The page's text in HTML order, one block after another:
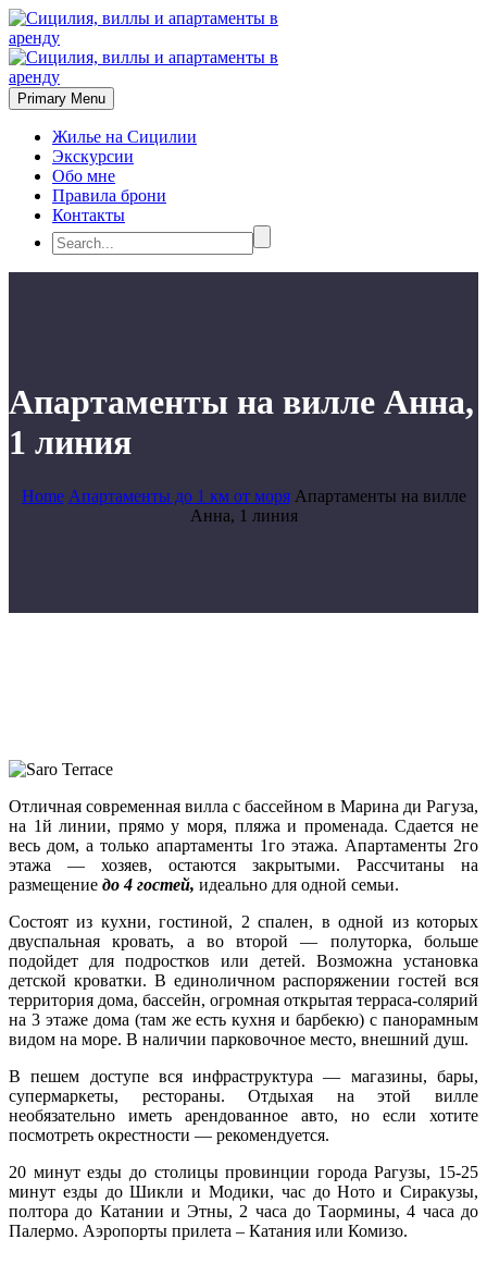
Primary Menu
Жилье на Сицилии
Экскурсии
Обо мне
Правила брони
Контакты
Апартаменты на вилле Анна,
1 линия
Home Апартаменты до 1 км от моря Апартаменты на вилле
Анна, 1 линия
Отличная современная вилла с бассейном в Марина ди Рагуза,
на 1й линии, прямо у моря, пляжа и променада. Сдается не
весь дом, а только апартаменты 1го этажа. Апартаменты 2го
этажа — хозяев, остаются закрытыми. Рассчитаны на
размещение до 4 гостей, идеально для одной семьи.
Состоят из кухни, гостиной, 2 спален, в одной из которых
двуспальная кровать, а во второй — полуторка, больше
подойдет для подростков или детей. Возможна установка
детской кроватки. В единоличном распоряжении гостей вся
территория дома, бассейн, огромная открытая терраса-солярий
на 3 этаже дома (там же есть кухня и барбекю) с панорамным
видом на море. В наличии парковочное место, внешний душ.
В пешем доступе вся инфраструктура — магазины, бары,
супермаркеты, рестораны. Отдыхая на этой вилле
необязательно иметь арендованное авто, но если хотите
посмотреть окрестности — рекомендуется.
20 минут езды до столицы провинции города Рагузы, 15-25
минут езды до Шикли и Модики, час до Ното и Сиракузы,
полтора до Катании и Этны, 2 часа до Таормины, 4 часа до
Палермо. Аэропорты прилета – Катания или Комизо.